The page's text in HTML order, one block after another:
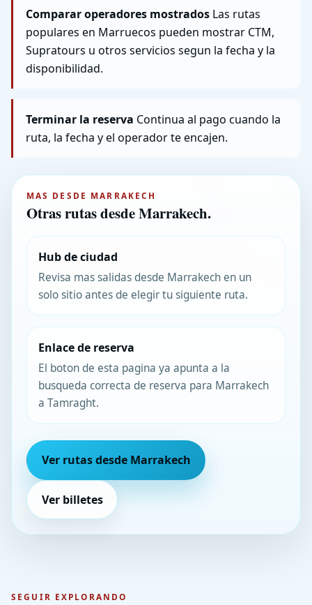
Comparar operadores mostrados Las rutas
populares en Marruecos pueden mostrar CTM,
Supratours u otros servicios segun la fecha y la
disponibilidad.
Terminar la reserva Continua al pago cuando la
ruta, la fecha y el operador te encajen.
MAS DESDE MARRAKECH
Otras rutas desde Marrakech.
Hub de ciudad
Revisa mas salidas desde Marrakech en un
solo sitio antes de elegir tu siguiente ruta.
Enlace de reserva
El boton de esta pagina ya apunta a la
busqueda correcta de reserva para Marrakech
a Tamraght.
Ver rutas desde Marrakech
Ver billetes
SEGUIR EXPLORANDO